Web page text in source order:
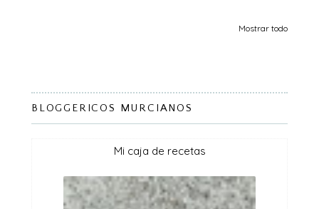
Mostrar todo
BLOGGERICOS MURCIANOS
mi caja de recetas